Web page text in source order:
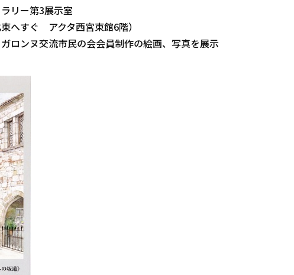
リー第3展示室
へすぐ アクタ西宮東館6階）
ロンヌ交流市民の会会員制作の絵画、写真を展示